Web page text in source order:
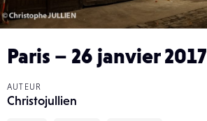
Paris – 26 janvier 2017
AUTEUR
Christojullien